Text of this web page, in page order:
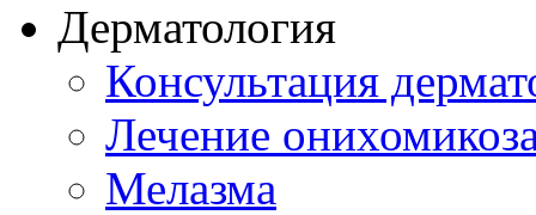
Дерматология
Консультация
Лечение
Мелазма